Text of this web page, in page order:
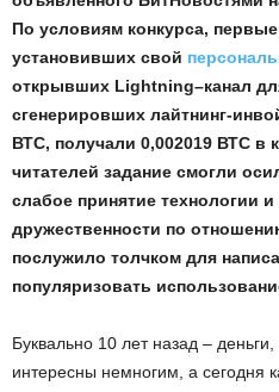
По условиям конкурса,
установивших свой
открывших Lightning–канал
сгенерировших лайтнинг-
ВТС, получали 0,002019 ВТС в
читателей задание смогли
слабое принятие технологии
дружественности по
послужило толчком для
популяризовать
Буквально 10 лет назад –
интересны немногим, а